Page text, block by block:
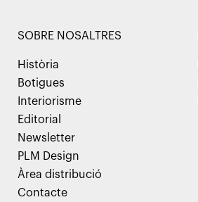
SOBRE NOSALTRES
Història
Botigues
Interiorisme
Editorial
Newsletter
PLM Design
Àrea distribució
Contacte